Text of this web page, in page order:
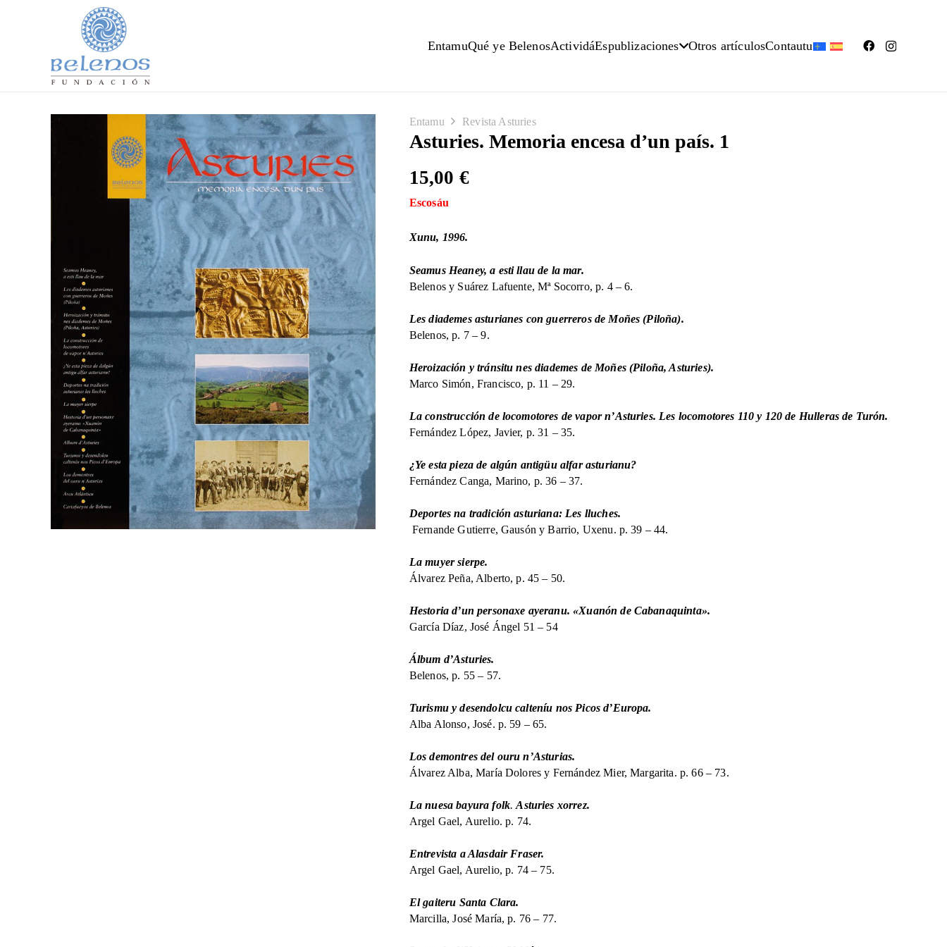
EntamuQué ye BelenosActividáEspublizaciones Otros artículosContautu
Entamu Revista Asturies
Asturies. Memoria encesa d’un país. 1
15,00 €
Escosáu
Xunu, 1996.
Seamus Heaney, a esti llau de la mar.
Belenos y Suárez Lafuente, Mª Socorro, p. 4 – 6.
Les diademes asturianes con guerreros de Moñes (Piloña).
Belenos, p. 7 – 9.
Heroización y tránsitu nes diademes de Moñes (Piloña, Asturies).
Marco Simón, Francisco, p. 11 – 29.
La construcción de locomotores de vapor n’Asturies. Les locomotores 110 y 120 de Hulleras de Turón.
Fernández López, Javier, p. 31 – 35.
¿Ye esta pieza de algún antigüu alfar asturianu?
Fernández Canga, Marino, p. 36 – 37.
Deportes na tradición asturiana: Les lluches.
Fernande Gutierre, Gausón y Barrio, Uxenu. p. 39 – 44.
La muyer sierpe.
Álvarez Peña, Alberto, p. 45 – 50.
Hestoria d’un personaxe ayeranu. «Xuanón de Cabanaquinta».
García Díaz, José Ángel 51 – 54
Álbum d’Asturies.
Belenos, p. 55 – 57.
Turismu y desendolcu calteníu nos Picos d’Europa.
Alba Alonso, José. p. 59 – 65.
Los demontres del ouru n’Asturias.
Álvarez Alba, María Dolores y Fernández Mier, Margarita. p. 66 – 73.
La nuesa bayura folk. Asturies xorrez.
Argel Gael, Aurelio. p. 74.
Entrevista a Alasdair Fraser.
Argel Gael, Aurelio, p. 74 – 75.
El gaiteru Santa Clara.
Marcilla, José María, p. 76 – 77.